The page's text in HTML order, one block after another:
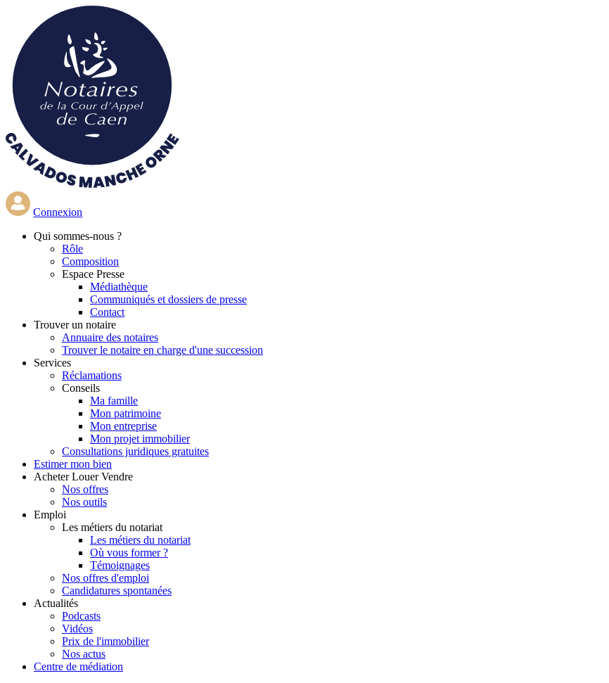
contenu
principal
Connexion
Qui sommes-nous ?
Rôle
Composition
Espace Presse
Médiathèque
Communiqués et dossiers de presse
Contact
Trouver un notaire
Annuaire des notaires
Trouver le notaire en charge d'une succession
Services
Réclamations
Conseils
Ma famille
Mon patrimoine
Mon entreprise
Mon projet immobilier
Consultations juridiques gratuites
Estimer mon bien
Acheter Louer Vendre
Nos offres
Nos outils
Emploi
Les métiers du notariat
Les métiers du notariat
Où vous former ?
Témoignages
Nos offres d'emploi
Candidatures spontanées
Actualités
Podcasts
Vidéos
Prix de l'immobilier
Nos actus
Centre de médiation